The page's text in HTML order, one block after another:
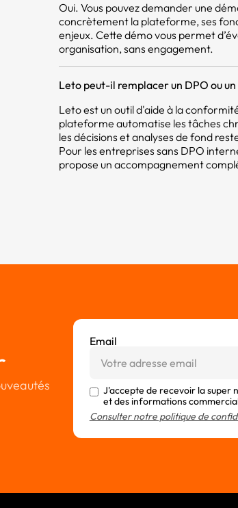
Oui. Vous pouvez demander une
concrètement la plateforme, ses
enjeux. Cette démo vous permet
organisation, sans engagement.
Leto peut-il remplacer un DPO ou
Leto est un outil d'aide à la
plateforme automatise les tâches
les décisions et analyses de fond
Pour les entreprises sans DPO
propose un accompagnement
Email
J'accepte de recevoir la super
et des informations
Consulter notre politique de